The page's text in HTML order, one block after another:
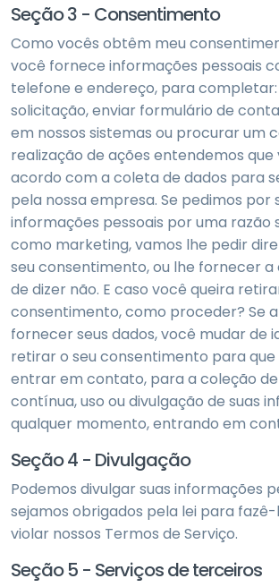
Seção 3 - Consentimento
Como vocês obtêm meu
você fornece informações pessoais
telefone e endereço, para
solicitação, enviar formulário de
em nossos sistemas ou procurar um
realização de ações entendemos
acordo com a coleta de dados para
pela nossa empresa. Se pedimos por
informações pessoais por uma razão
como marketing, vamos lhe pedir
seu consentimento, ou lhe fornecer
de dizer não. E caso você queira
consentimento, como proceder? Se
fornecer seus dados, você mudar de
retirar o seu consentimento para que
entrar em contato, para a coleção
contínua, uso ou divulgação de suas
qualquer momento, entrando em
Seção 4 - Divulgação
Podemos divulgar suas informações
sejamos obrigados pela lei para
violar nossos Termos de Serviço.
Seção 5 - Serviços de terceiros